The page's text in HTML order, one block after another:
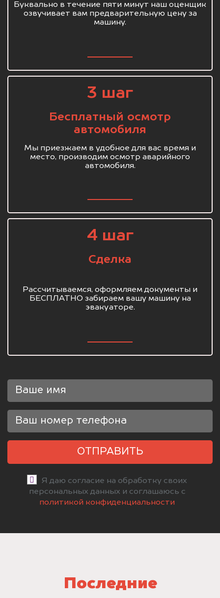
Буквально в течение пяти минут наш оценщик
озвучивает вам предварительную цену за
машину.
3 шаг
Бесплатный осмотр
автомобиля
Мы приезжаем в удобное для вас время и
место, производим осмотр аварийного
автомобиля.
4 шаг
Сделка
Рассчитываемся, оформляем документы и
БЕСПЛАТНО забираем вашу машину на
эвакуаторе.
ОТПРАВИТЬ
Я даю согласие на обработку своих
персональных данных и соглашаюсь с
политикой конфиденциальности
Последние